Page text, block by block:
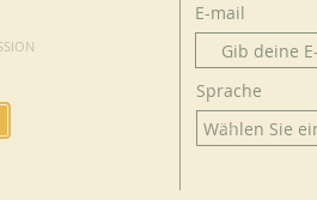
E-mail
Sprache